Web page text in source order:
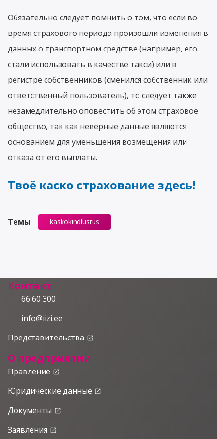
Обязательно следует помнить о том, что если во
время страхового периода произошли изменения в
данных о транспортном средстве (например, его
стали использовать в качестве такси) или в
регистре собственников (сменился собственник или
ответственный пользователь), то следует также
незамедлительно оповестить об этом страховое
общество, так как неверные данные являются
основанием для уменьшения возмещения или
отказа от его выплаты.
Твоё каско страхование здесь!
Темы kaskokindlustus
Контакт
66 60 300
info@iizi.ee
Представительства launch
О предприятии
Правление launch
Юридические данные launch
Документы launch
Заявления launch